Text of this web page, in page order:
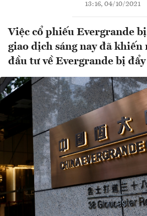
13:16, 04/10/2021
Việc cổ phiếu Evergrande
giao dịch sáng nay đã khiến
đầu tư về Evergrande bị